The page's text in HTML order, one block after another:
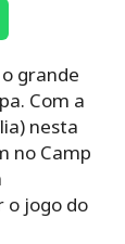
grande
Com a
nesta
no Camp
o jogo do